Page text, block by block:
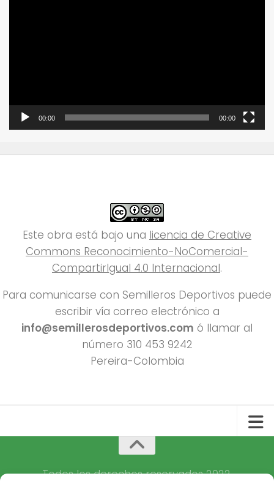
00:00 00:00
Este obra está bajo una licencia de Creative
Commons Reconocimiento-NoComercial-
CompartirIgual 4.0 Internacional.
Para comunicarse con Semilleros Deportivos puede
escribir vía correo electrónico a
info@semillerosdeportivos.com ó llamar al
número 310 453 9242
Pereira-Colombia
Todos los derechos reservados 2022.